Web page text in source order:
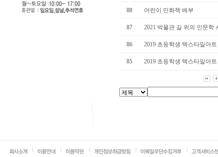
88 어린이 민화책 배부
87 2021 박물관 길 위의 인문학
86 2019 초등학생 텍스타일아
85 2019 초등학생 텍스타일아